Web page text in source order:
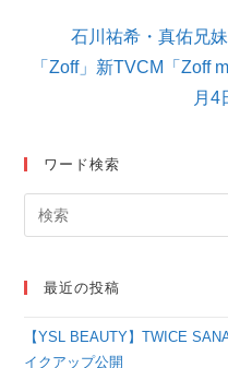
石川祐希・真佑兄
「Zoff」新TVCM「Zoff
月4
ワード検索
最近の投稿
【YSL BEAUTY】TWICE
イクアップ公開